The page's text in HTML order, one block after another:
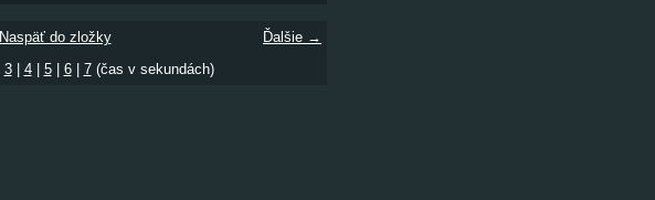
Ďalšie →
Naspäť do zložky
3| 4| 5| 6| 7(čas v sekundách)